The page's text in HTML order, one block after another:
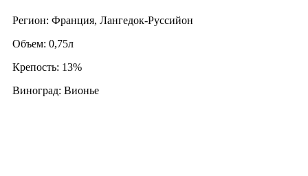
Регион: Франция, Лангедок-Руссийон
Объем: 0,75л
Крепость: 13%
Виноград: Вионье